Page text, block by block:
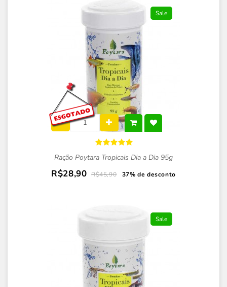
Sale
Ração Poytara Tropicais Dia a Dia 95g
R$28,90 R$45,90 37% de desconto
Sale